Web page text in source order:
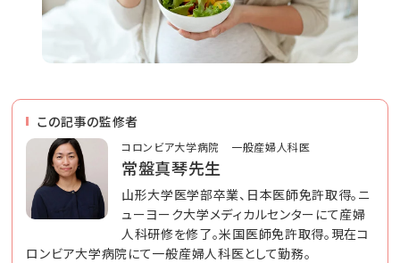
この記事の監修者
コロンビア大学病院 一般産婦人科医
常盤真琴先生
山形大学医学部卒業、日本医師免許取得。ニ
ューヨーク大学メディカルセンターにて産婦
人科研修を修了。米国医師免許取得。現在コ
ロンビア大学病院にて一般産婦人科医として勤務。